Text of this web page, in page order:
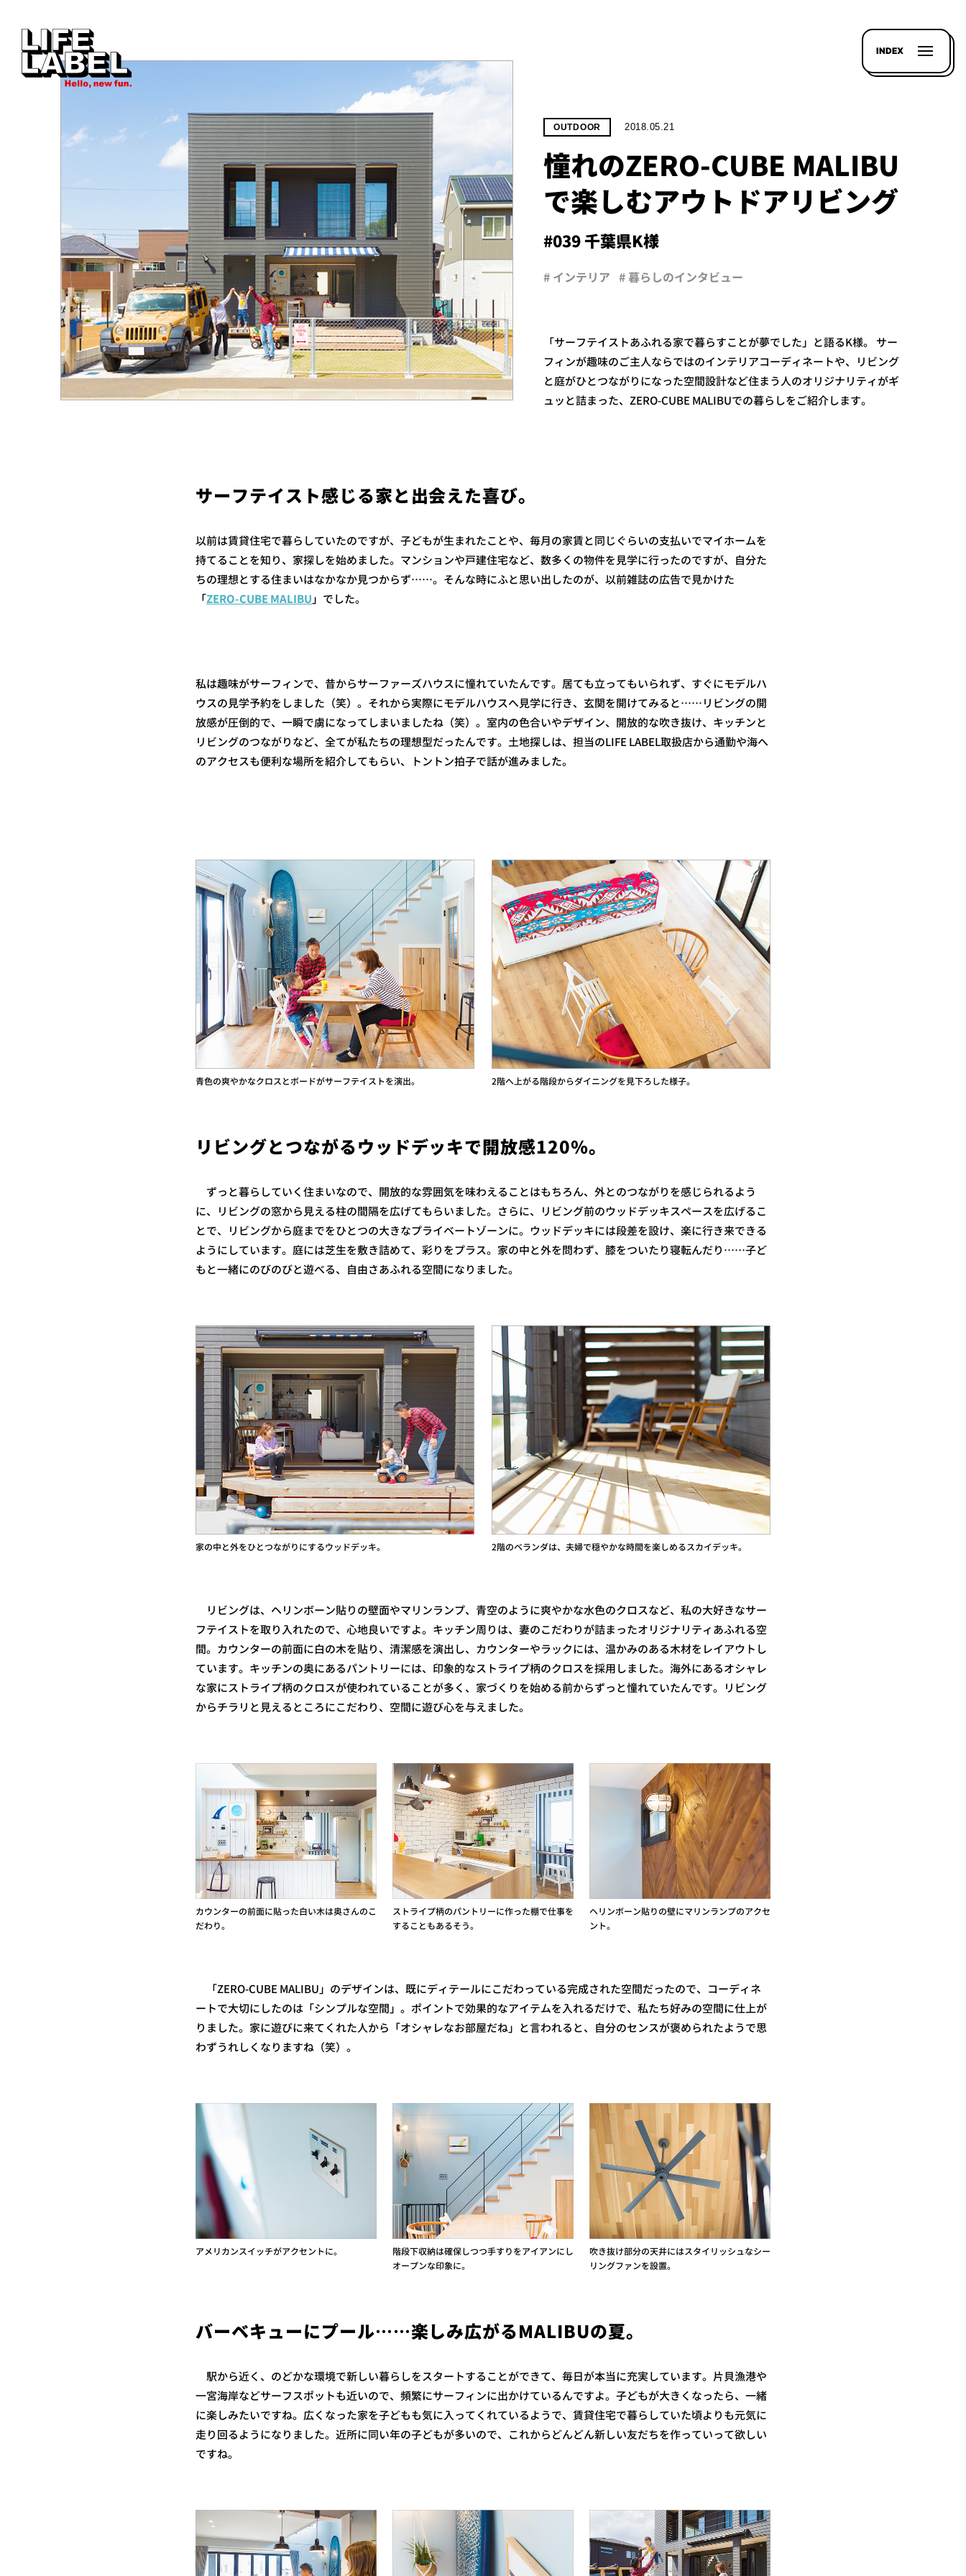
INDEX
OUTDOOR 2018.05.21
憧れのZERO-CUBE MALIBU
で楽しむアウトドアリビング
#039 千葉県K様
# インテリア # 暮らしのインタビュー
「サーフテイストあふれる家で暮らすことが夢でした」と語るK様。 サー
フィンが趣味のご主人ならではのインテリアコーディネートや、リビング
と庭がひとつながりになった空間設計など住まう人のオリジナリティがギ
ュッと詰まった、ZERO-CUBE MALIBUでの暮らしをご紹介します。
サーフテイスト感じる家と出会えた喜び。
以前は賃貸住宅で暮らしていたのですが、子どもが生まれたことや、毎月の家賃と同じぐらいの支払いでマイホームを
持てることを知り、家探しを始めました。マンションや戸建住宅など、数多くの物件を見学に行ったのですが、自分た
ちの理想とする住まいはなかなか見つからず……。そんな時にふと思い出したのが、以前雑誌の広告で見かけた
「ZERO-CUBE MALIBU」でした。
私は趣味がサーフィンで、昔からサーファーズハウスに憧れていたんです。居ても立ってもいられず、すぐにモデルハ
ウスの見学予約をしました（笑）。それから実際にモデルハウスへ見学に行き、玄関を開けてみると……リビングの開
放感が圧倒的で、一瞬で虜になってしまいましたね（笑）。室内の色合いやデザイン、開放的な吹き抜け、キッチンと
リビングのつながりなど、全てが私たちの理想型だったんです。土地探しは、担当のLIFE LABEL取扱店から通勤や海へ
のアクセスも便利な場所を紹介してもらい、トントン拍子で話が進みました。
青色の爽やかなクロスとボードがサーフテイストを演出。 2階へ上がる階段からダイニングを見下ろした様子。
リビングとつながるウッドデッキで開放感120%。
ずっと暮らしていく住まいなので、開放的な雰囲気を味わえることはもちろん、外とのつながりを感じられるよう
に、リビングの窓から見える柱の間隔を広げてもらいました。さらに、リビング前のウッドデッキスペースを広げるこ
とで、リビングから庭までをひとつの大きなプライベートゾーンに。ウッドデッキには段差を設け、楽に行き来できる
ようにしています。庭には芝生を敷き詰めて、彩りをプラス。家の中と外を問わず、膝をついたり寝転んだり……子ど
もと一緒にのびのびと遊べる、自由さあふれる空間になりました。
家の中と外をひとつながりにするウッドデッキ。 2階のベランダは、夫婦で穏やかな時間を楽しめるスカイデッキ。
リビングは、ヘリンボーン貼りの壁面やマリンランプ、青空のように爽やかな水色のクロスなど、私の大好きなサー
フテイストを取り入れたので、心地良いですよ。キッチン周りは、妻のこだわりが詰まったオリジナリティあふれる空
間。カウンターの前面に白の木を貼り、清潔感を演出し、カウンターやラックには、温かみのある木材をレイアウトし
ています。キッチンの奥にあるパントリーには、印象的なストライプ柄のクロスを採用しました。海外にあるオシャレ
な家にストライプ柄のクロスが使われていることが多く、家づくりを始める前からずっと憧れていたんです。リビング
からチラリと見えるところにこだわり、空間に遊び心を与えました。
カウンターの前面に貼った白い木は奥さんのこ
だわり。
ストライプ柄のパントリーに作った棚で仕事を
することもあるそう。
ヘリンボーン貼りの壁にマリンランプのアクセ
ント。
「ZERO-CUBE MALIBU」のデザインは、既にディテールにこだわっている完成された空間だったので、コーディネ
ートで大切にしたのは「シンプルな空間」。ポイントで効果的なアイテムを入れるだけで、私たち好みの空間に仕上が
りました。家に遊びに来てくれた人から「オシャレなお部屋だね」と言われると、自分のセンスが褒められたようで思
わずうれしくなりますね（笑）。
アメリカンスイッチがアクセントに。
階段下収納は確保しつつ手すりをアイアンにし
オープンな印象に。
吹き抜け部分の天井にはスタイリッシュなシー
リングファンを設置。
バーベキューにプール……楽しみ広がるMALIBUの夏。
駅から近く、のどかな環境で新しい暮らしをスタートすることができて、毎日が本当に充実しています。片貝漁港や
一宮海岸などサーフスポットも近いので、頻繁にサーフィンに出かけているんですよ。子どもが大きくなったら、一緒
に楽しみたいですね。広くなった家を子どもも気に入ってくれているようで、賃貸住宅で暮らしていた頃よりも元気に
走り回るようになりました。近所に同い年の子どもが多いので、これからどんどん新しい友だちを作っていって欲しい
ですね。